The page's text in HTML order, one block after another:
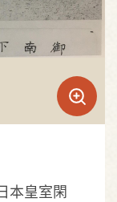
本皇室閑